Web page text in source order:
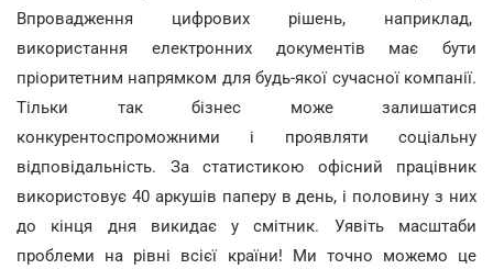
Впровадження цифрових рішень, наприклад,
використання електронних документів має бути
пріоритетним напрямком для будь-якої сучасної компанії.
Тільки так бізнес може залишатися
конкурентоспроможними і проявляти соціальну
відповідальність. За статистикою офісний працівник
використовує 40 аркушів паперу в день, і половину з них
до кінця дня викидає у смітник. Уявіть масштаби
проблеми на рівні всієї країни! Ми точно можемо це